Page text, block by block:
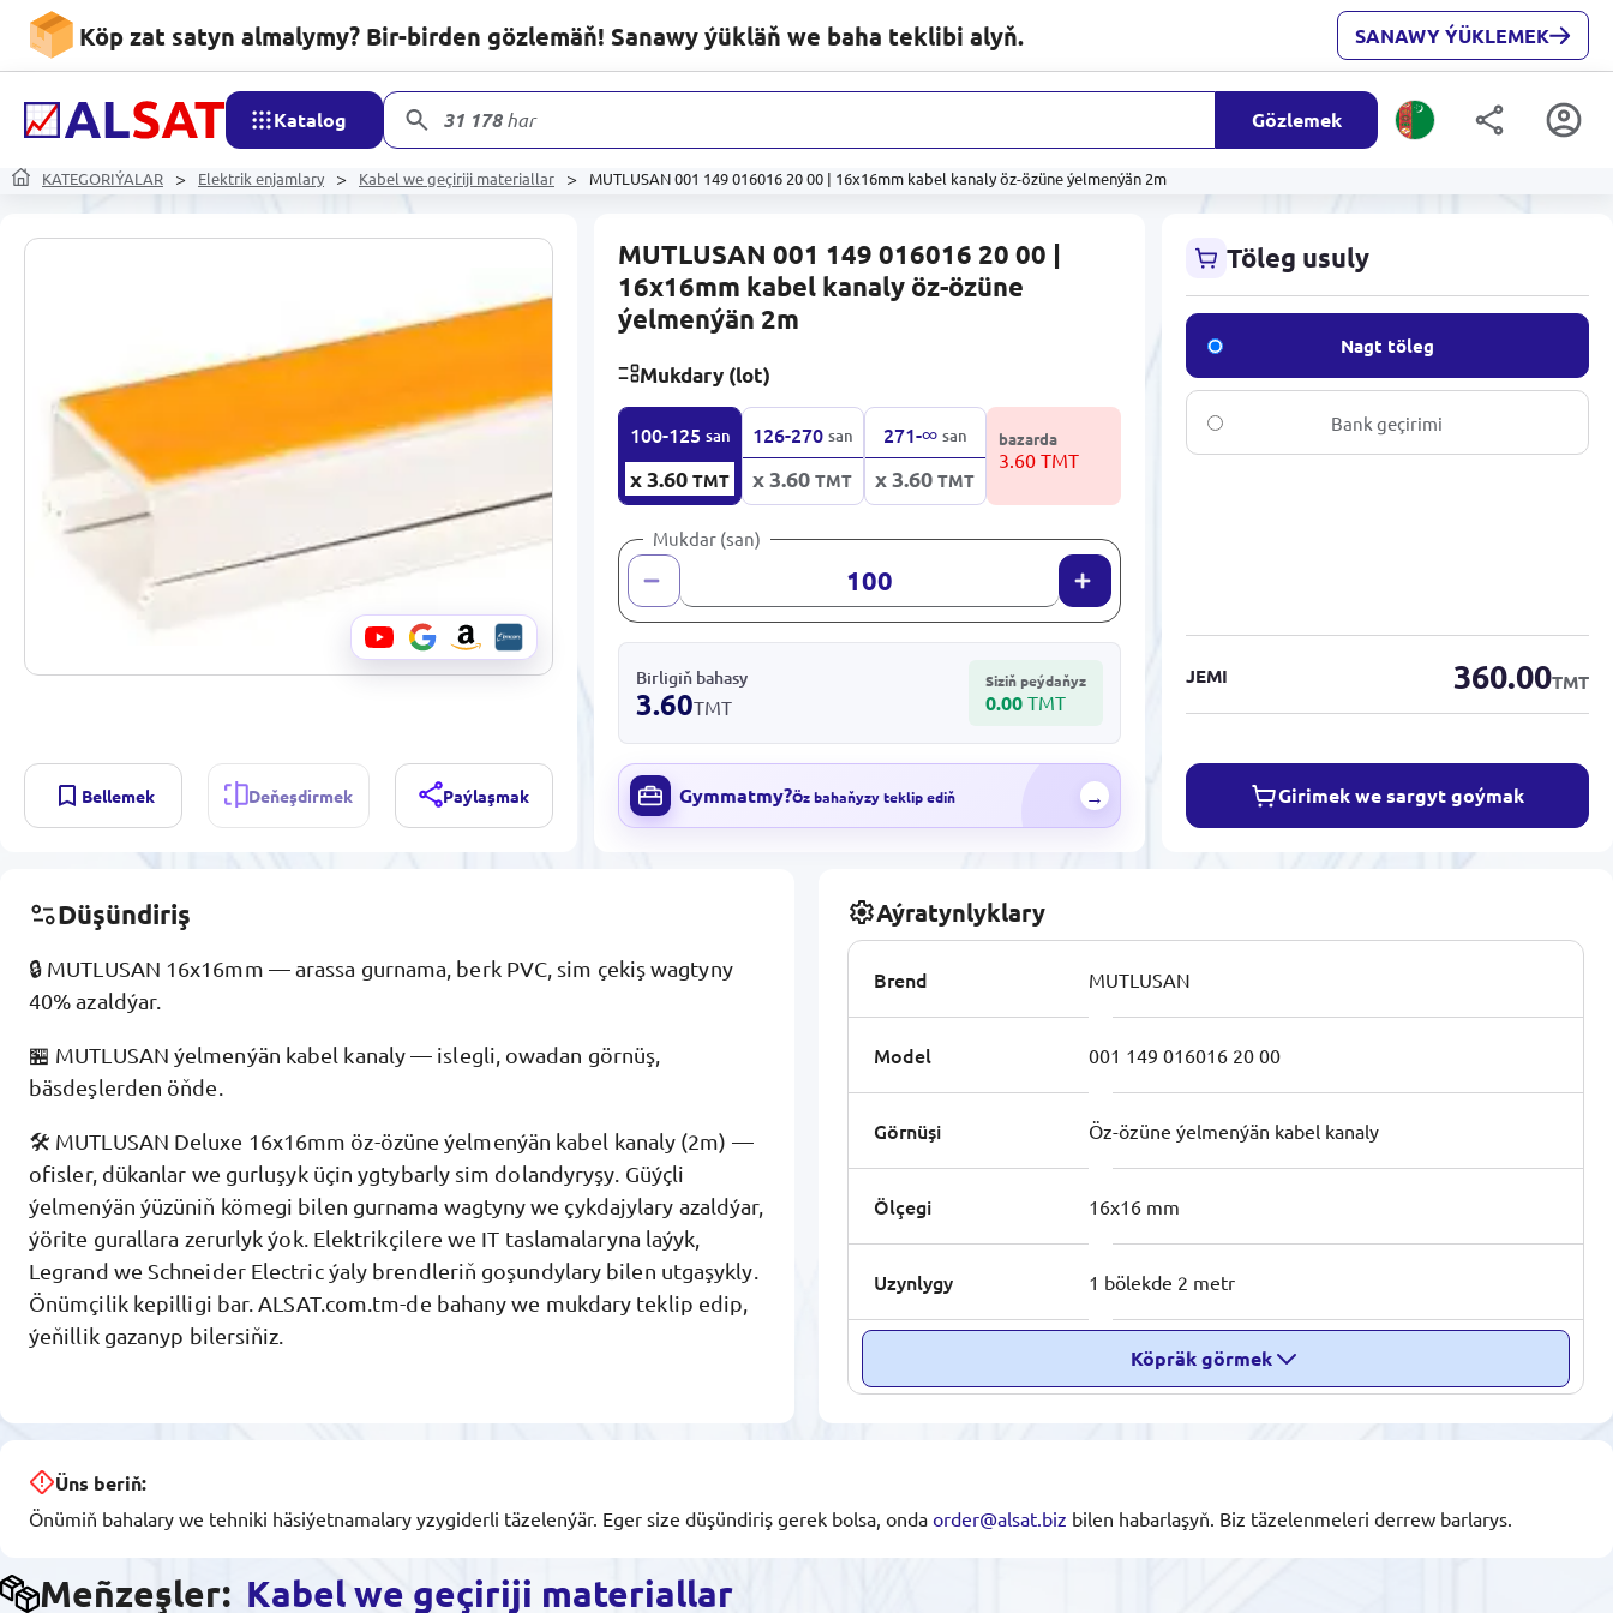
Köp zat satyn almalymy? Bir-birden gözlemäň! Sanawy ýükläň we baha teklibi alyň. SANAWY ÝÜKLEMEK
Katalog 31 178harytlary Gözlemek
KATEGORIÝALAR Elektrik enjamlary Kabel we geçiriji materiallar MUTLUSAN 001 149 016016 20 00 | 16x16mm kabel kanaly öz-özüne ýelmenýän 2m
Bellemek Deňeşdirmek Paýlaşmak
MUTLUSAN 001 149 016016 20 00 |
16x16mm kabel kanaly öz-özüne
ýelmenýän 2m
Mukdary (lot)
100-125 san
x 3.60TMT
126-270 san
x 3.60TMT
271-∞ san
x 3.60TMT
bazarda
3.60 TMT
Mukdar (san)
Birligiň bahasy
3.60TMT
Siziň peýdaňyz
0.00 TMT
Gymmatmy?Öz bahaňyzy teklip ediň →
Töleg usuly
Nagt töleg
Bank geçirimi
JEMI 360.00TMT
Girimek we sargyt goýmak
Düşündiriş
🔒 MUTLUSAN 16x16mm — arassa gurnama, berk PVC, sim çekiş wagtyny
40% azaldýar.
🏪 MUTLUSAN ýelmenýän kabel kanaly — islegli, owadan görnüş,
bäsdeşlerden öňde.
🛠️ MUTLUSAN Deluxe 16x16mm öz-özüne ýelmenýän kabel kanaly (2m) —
ofisler, dükanlar we gurluşyk üçin ygtybarly sim dolandyryşy. Güýçli
ýelmenýän ýüzüniň kömegi bilen gurnama wagtyny we çykdajylary azaldýar,
ýörite gurallara zerurlyk ýok. Elektrikçilere we IT taslamalaryna laýyk,
Legrand we Schneider Electric ýaly brendleriň goşundylary bilen utgaşykly.
Önümçilik kepilligi bar. ALSAT.com.tm-de bahany we mukdary teklip edip,
ýeňillik gazanyp bilersiňiz.
Aýratynlyklary
Brend MUTLUSAN
Model 001 149 016016 20 00
Görnüşi Öz-özüne ýelmenýän kabel kanaly
Ölçegi 16x16 mm
Uzynlygy 1 bölekde 2 metr
Köpräk görmek
Üns beriň:
Önümiň bahalary we tehniki häsiýetnamalary yzygiderli täzelenýär. Eger size düşündiriş gerek bolsa, onda order@alsat.biz bilen habarlaşyň. Biz täzelenmeleri derrew barlarys.
Meñzeşler: Kabel we geçiriji materiallar